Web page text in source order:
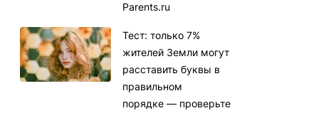
Parents.ru
Тест: только 7%
жителей Земли могут
расставить буквы в
правильном
порядке — проверьте